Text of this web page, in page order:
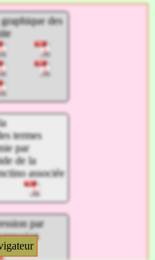
des
termes
par
de la
associée
par